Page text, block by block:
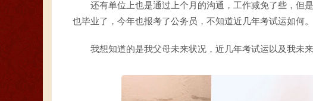
还有单位上也是通过上个月的沟通，工作减免了些，但
也毕业了，今年也报考了公务员，不知道近几年考试运如何。
我想知道的是我父母未来状况，近几年考试运以及我未来